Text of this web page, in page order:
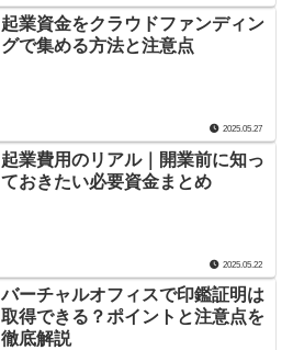
起業資金をクラウドファンディン
グで集める方法と注意点
2025.05.27
起業費用のリアル｜開業前に知っ
ておきたい必要資金まとめ
2025.05.22
バーチャルオフィスで印鑑証明は
取得できる？ポイントと注意点を
徹底解説